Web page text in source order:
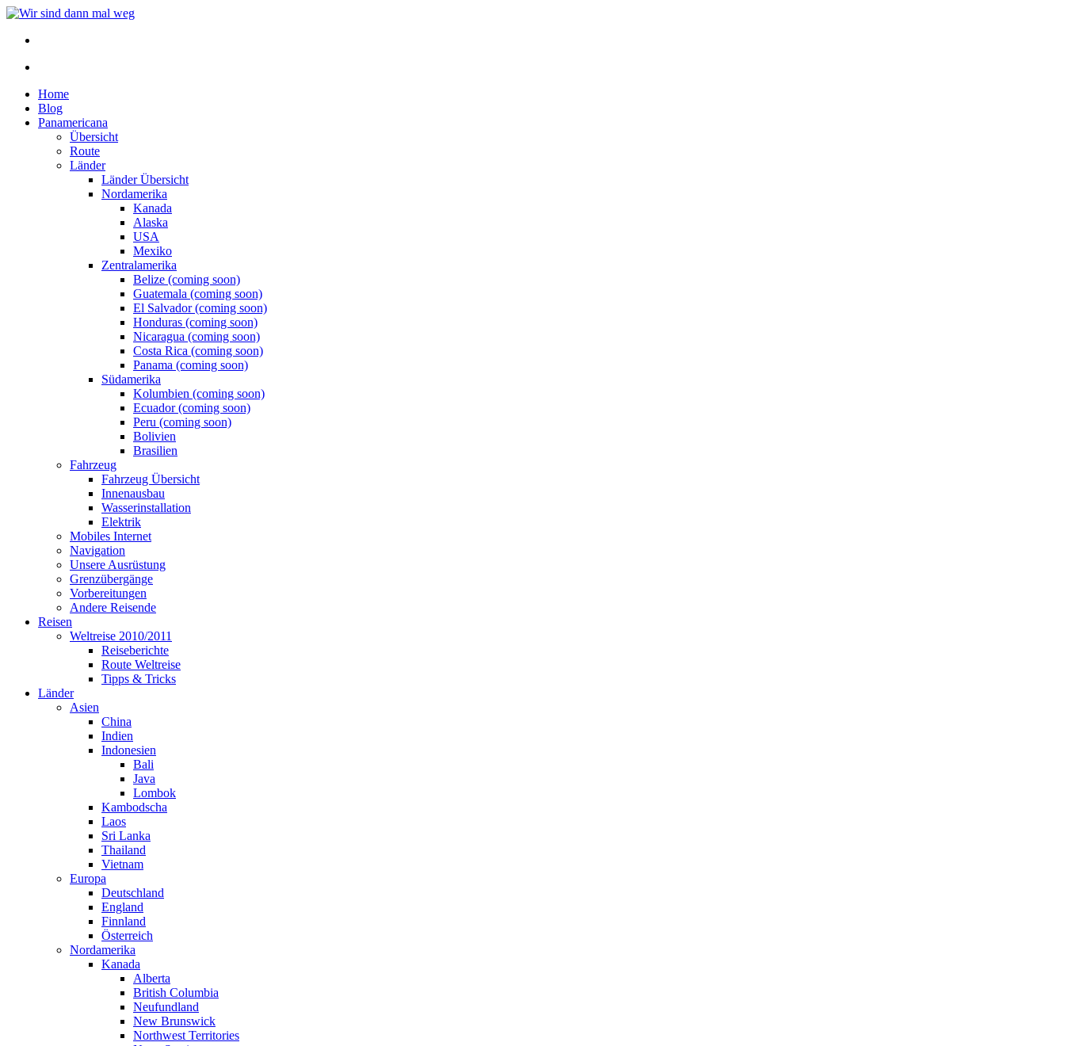
Home
Blog
Panamericana
Übersicht
Route
Länder
Länder Übersicht
Nordamerika
Kanada
Alaska
USA
Mexiko
Zentralamerika
Belize (coming soon)
Guatemala (coming soon)
El Salvador (coming soon)
Honduras (coming soon)
Nicaragua (coming soon)
Costa Rica (coming soon)
Panama (coming soon)
Südamerika
Kolumbien (coming soon)
Ecuador (coming soon)
Peru (coming soon)
Bolivien
Brasilien
Fahrzeug
Fahrzeug Übersicht
Innenausbau
Wasserinstallation
Elektrik
Mobiles Internet
Navigation
Unsere Ausrüstung
Grenzübergänge
Vorbereitungen
Andere Reisende
Reisen
Weltreise 2010/2011
Reiseberichte
Route Weltreise
Tipps & Tricks
Länder
Asien
China
Indien
Indonesien
Bali
Java
Lombok
Kambodscha
Laos
Sri Lanka
Thailand
Vietnam
Europa
Deutschland
England
Finnland
Österreich
Nordamerika
Kanada
Alberta
British Columbia
Neufundland
New Brunswick
Northwest Territories